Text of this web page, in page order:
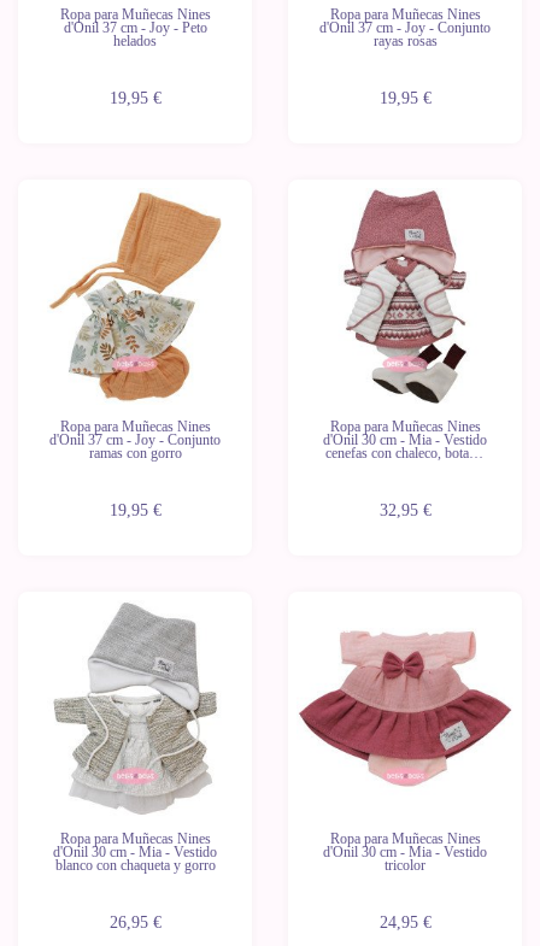
Ropa para Muñecas Nines
d'Onil 37 cm - Joy - Peto
helados
19,95 €
Ropa para Muñecas Nines
d'Onil 37 cm - Joy - Conjunto
rayas rosas
19,95 €
Ropa para Muñecas Nines
d'Onil 37 cm - Joy - Conjunto
ramas con gorro
19,95 €
Ropa para Muñecas Nines
d'Onil 30 cm - Mia - Vestido
cenefas con chaleco, botas y
32,95 €
Ropa para Muñecas Nines
d'Onil 30 cm - Mia - Vestido
blanco con chaqueta y gorro
26,95 €
Novedad
Ropa para Muñecas Nines
d'Onil 30 cm - Mia - Vestido
tricolor
24,95 €